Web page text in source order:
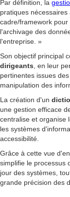
Par définition, la
pratiques
cadre/framework
l'archivage des
l'entreprise. »
Son objectif principal
dirigeants , en leur
pertinentes issues
manipulation des
La création d'un
une gestion efficace
centralise et organise
les systèmes
accessibilité.
Grâce à cette vue
simplifie le processus
jour des systèmes,
grande précision des